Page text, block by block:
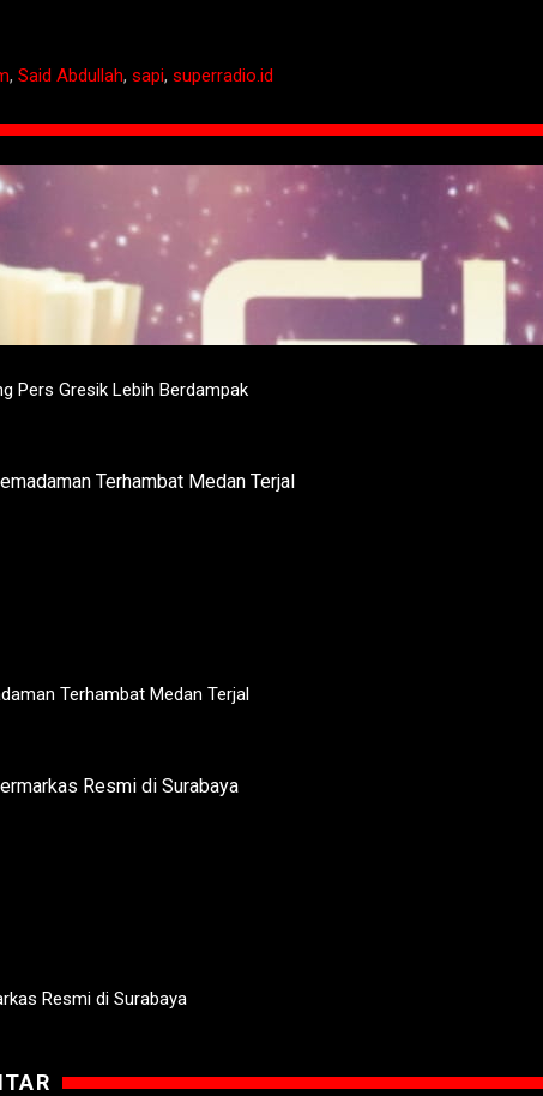
, Said Abdullah, sapi, superradio.id
Pers Gresik Lebih Berdampak
Terhambat Medan Terjal
Resmi di Surabaya